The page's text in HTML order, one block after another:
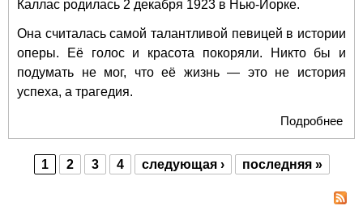
Каллас родилась 2 декабря 1923 в Нью-Йорке.
Она считалась самой талантливой певицей в истории
оперы. Её голос и красота покоряли. Никто бы и
подумать не мог, что её жизнь — это не история
успеха, а трагедия.
Подробнее
Страницы
1 2 3 4 следующая › последняя »